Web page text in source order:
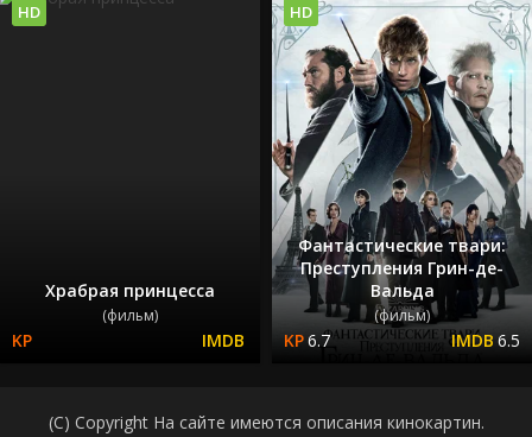
Храбрая принцесса
(фильм)
HD
Фантастические твари:
Преступления Грин-де-
Вальда
(фильм)
6.7 6.5
HD
(C) Copyright На сайте имеются описания кинокартин.